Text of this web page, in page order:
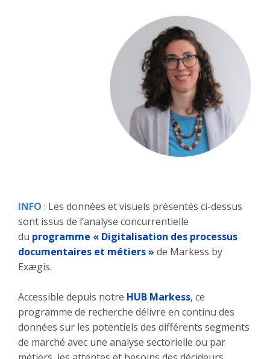
INFO : Les données et visuels présentés ci-dessus
sont issus de l’analyse concurrentielle
du programme « Digitalisation des processus
documentaires et métiers » de Markess by
Exægis.
Accessible depuis notre HUB Markess, ce
programme de recherche délivre en continu des
données sur les potentiels des différents segments
de marché avec une analyse sectorielle ou par